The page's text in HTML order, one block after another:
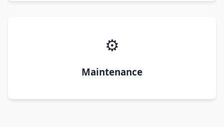
⚙️
Maintenance